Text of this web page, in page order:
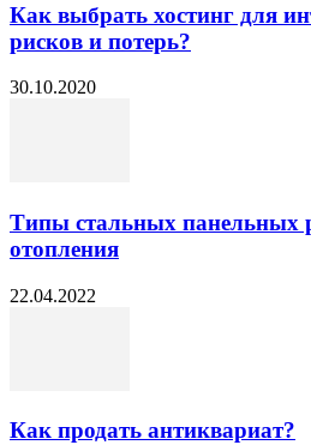
Как выбрать хостинг для
рисков и потерь?
30.10.2020
Типы стальных панельных
отопления
22.04.2022
Как продать антиквариат?